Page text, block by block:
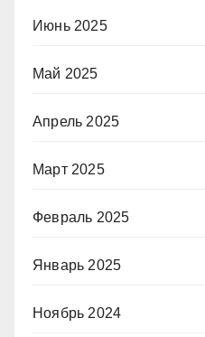
Июнь 2025
Май 2025
Апрель 2025
Март 2025
Февраль 2025
Январь 2025
Ноябрь 2024